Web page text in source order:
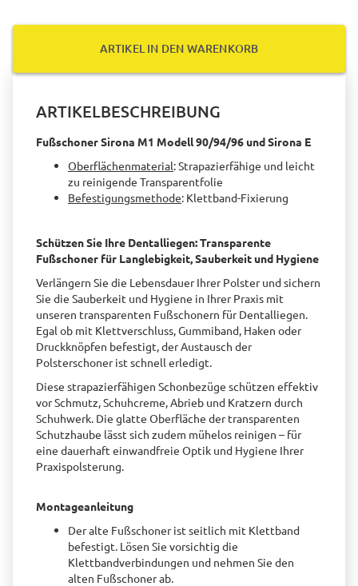
ARTIKEL IN DEN WARENKORB
ARTIKELBESCHREIBUNG
Fußschoner Sirona M1 Modell 90/94/96 und Sirona E
Oberflächenmaterial: Strapazierfähige und leicht
zu reinigende Transparentfolie
Befestigungsmethode: Klettband-Fixierung
Schützen Sie Ihre Dentalliegen: Transparente
Fußschoner für Langlebigkeit, Sauberkeit und Hygiene
Verlängern Sie die Lebensdauer Ihrer Polster und sichern
Sie die Sauberkeit und Hygiene in Ihrer Praxis mit
unseren transparenten Fußschonern für Dentalliegen.
Egal ob mit Klettverschluss, Gummiband, Haken oder
Druckknöpfen befestigt, der Austausch der
Polsterschoner ist schnell erledigt.
Diese strapazierfähigen Schonbezüge schützen effektiv
vor Schmutz, Schuhcreme, Abrieb und Kratzern durch
Schuhwerk. Die glatte Oberfläche der transparenten
Schutzhaube lässt sich zudem mühelos reinigen – für
eine dauerhaft einwandfreie Optik und Hygiene Ihrer
Praxispolsterung.
Montageanleitung
Der alte Fußschoner ist seitlich mit Klettband
befestigt. Lösen Sie vorsichtig die
Klettbandverbindungen und nehmen Sie den
alten Fußschoner ab.